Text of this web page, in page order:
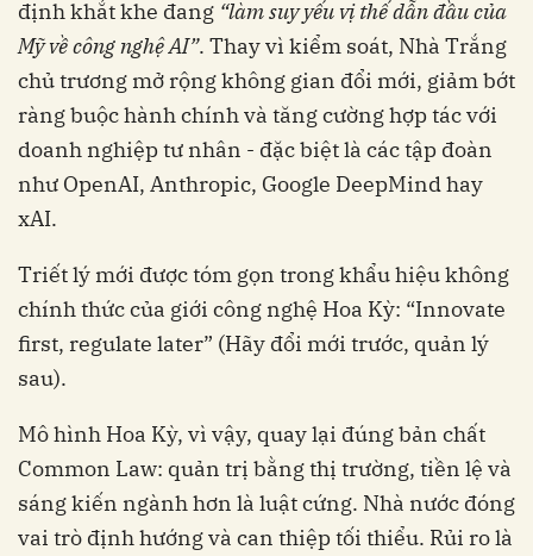
định khắt khe đang “làm suy yếu vị thế dẫn đầu của
Mỹ về công nghệ AI”. Thay vì kiểm soát, Nhà Trắng
chủ trương mở rộng không gian đổi mới, giảm bớt
ràng buộc hành chính và tăng cường hợp tác với
doanh nghiệp tư nhân - đặc biệt là các tập đoàn
như OpenAI, Anthropic, Google DeepMind hay
xAI.
Triết lý mới được tóm gọn trong khẩu hiệu không
chính thức của giới công nghệ Hoa Kỳ: “Innovate
first, regulate later” (Hãy đổi mới trước, quản lý
sau).
Mô hình Hoa Kỳ, vì vậy, quay lại đúng bản chất
Common Law: quản trị bằng thị trường, tiền lệ và
sáng kiến ngành hơn là luật cứng. Nhà nước đóng
vai trò định hướng và can thiệp tối thiểu. Rủi ro là